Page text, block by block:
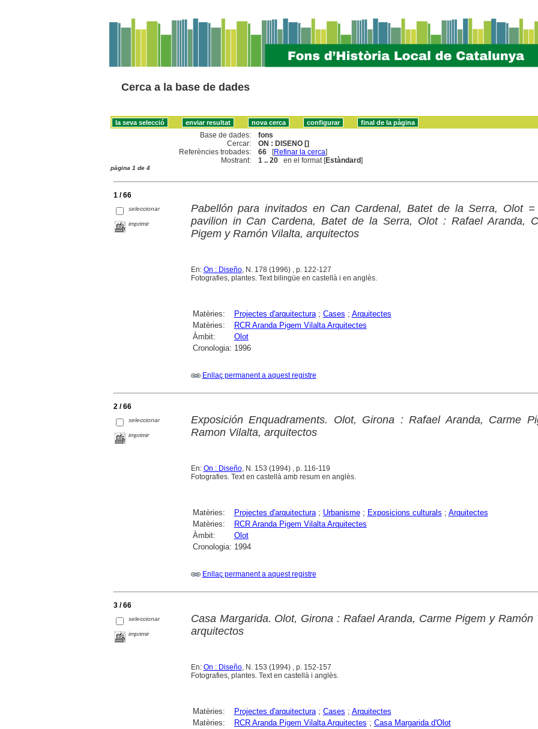
Cerca a la base de dades
Base de dades:
fons
Cercar:
ON : DISENO []
Referències trobades:
66 [Refinar la cerca]
Mostrant:
1 .. 20 en el format [Estàndard]
pàgina 1 de 4
1 / 66
seleccionar
imprimir
Pabellón para invitados en Can Cardenal, Batet de la Serra, Olot =
pavilion in Can Cardena, Batet de la Serra, Olot : Rafael Aranda,
Pigem y Ramón Vilalta, arquitectos
En: On : Diseño, N. 178 (1996) , p. 122-127
Fotografies, plantes. Text bilingüe en castellà i en anglès.
Matèries: Projectes d'arquitectura; Cases ; Arquitectes
Matèries:
RCR Aranda Pigem Vilalta Arquitectes
Àmbit:
Olot
Cronologia: 1996
Enllaç permanent a aquest registre
2 / 66
seleccionar
imprimir
Exposición Enquadraments. Olot, Girona : Rafael Aranda, Carme
Ramon Vilalta, arquitectos
En: On : Diseño, N. 153 (1994) , p. 116-119
Fotografies. Text en castellà amb resum en anglès.
Matèries: Projectes d'arquitectura; Urbanisme; Exposicions culturals ; Arquitectes
Matèries:
RCR Aranda Pigem Vilalta Arquitectes
Àmbit:
Olot
Cronologia: 1994
Enllaç permanent a aquest registre
3 / 66
seleccionar
imprimir
Casa Margarida. Olot, Girona : Rafael Aranda, Carme Pigem y Ramón
arquitectos
En: On : Diseño, N. 153 (1994) , p. 152-157
Fotografies, plantes. Text en castellà i anglès.
Matèries: Projectes d'arquitectura; Cases ; Arquitectes
Matèries:
RCR Aranda Pigem Vilalta Arquitectes ; Casa Margarida d'Olot